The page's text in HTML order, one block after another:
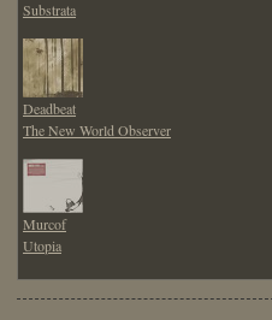
Substrata
Deadbeat
The New World Observer
Murcof
Utopia